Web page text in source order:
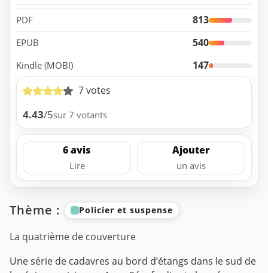
PDF 813
EPUB 540
Kindle (MOBI)
147
7 votes
4.43/5sur 7 votants
6 avis
Lire
Ajouter
un avis
Thème : Policier et suspense
La quatrième de couverture
Une série de cadavres au bord d’étangs dans le sud de